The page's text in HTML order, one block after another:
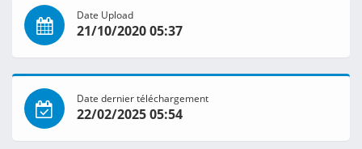
Date Upload
21/10/2020 05:37
Date dernier téléchargement
22/02/2025 05:54